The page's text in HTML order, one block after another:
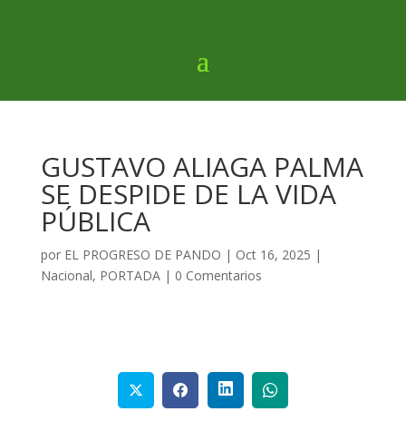
GUSTAVO ALIAGA PALMA
SE DESPIDE DE LA VIDA
PÚBLICA
por EL PROGRESO DE PANDO | Oct 16, 2025 |
Nacional, PORTADA| 0 Comentarios